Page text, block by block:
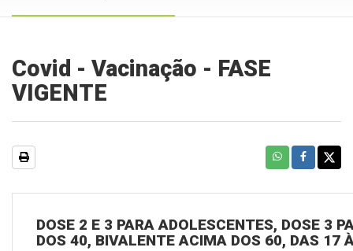
Covid - Vacinação - FASE
VIGENTE
DOSE 2 E 3 PARA ADOLESCENTES, DOSE 3
DOS 40, BIVALENTE ACIMA DOS 60, DAS 17